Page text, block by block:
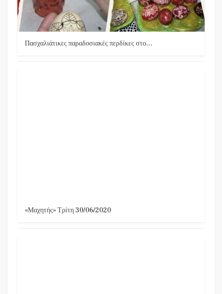
Πασχαλιάτικες παραδοσιακές περδίκες στο…
«Μαχητής» Τρίτη 30/06/2020